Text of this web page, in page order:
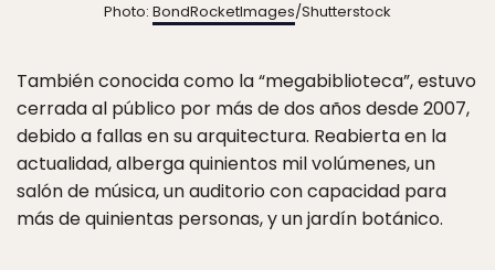
Photo: BondRocketImages/Shutterstock
También conocida como la “megabiblioteca”, estuvo
cerrada al público por más de dos años desde 2007,
debido a fallas en su arquitectura. Reabierta en la
actualidad, alberga quinientos mil volúmenes, un
salón de música, un auditorio con capacidad para
más de quinientas personas, y un jardín botánico.